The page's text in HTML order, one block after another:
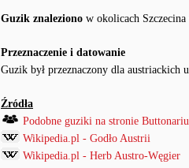
Guzik znaleziono w okolicach
Przeznaczenie i datowanie
Guzik był przeznaczony dla austriackich
Źródła
Podobne guziki na stronie
Wikipedia.pl - Godło Austrii
Wikipedia.pl - Herb Austro-Węgier